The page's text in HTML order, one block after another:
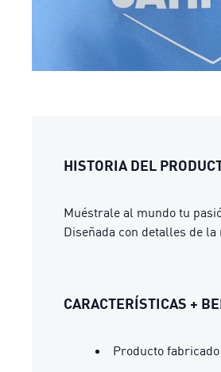
HISTORIA DEL
Muéstrale al mundo tu
Diseñada con detalles de
CARACTERÍSTICAS +
Producto